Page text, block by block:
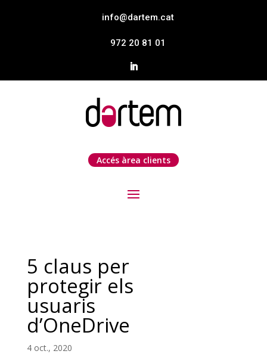
info@dartem.cat
972 20 81 01
Accés àrea clients
5 claus per
protegir els
usuaris
d’OneDrive
4 oct., 2020